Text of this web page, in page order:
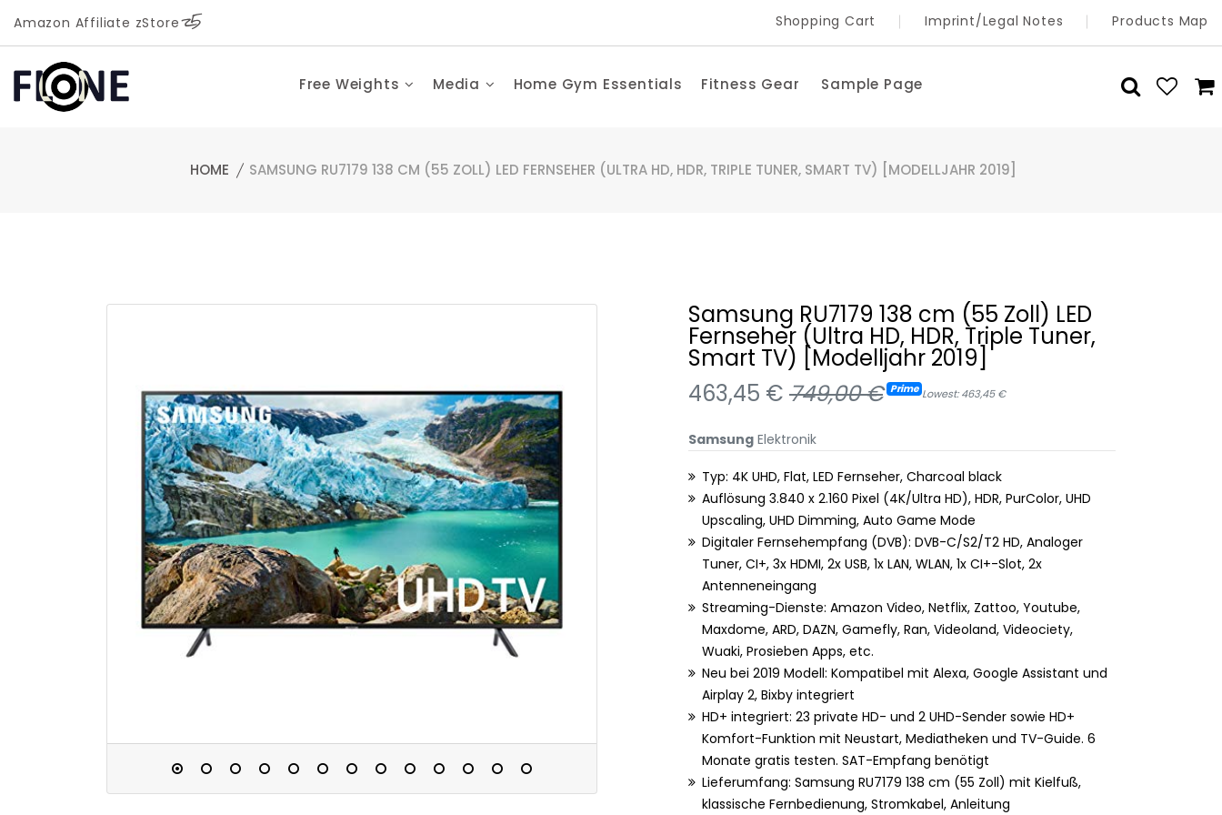
Amazon Affiliate zStore Shopping Cart Imprint/Legal Notes Products Map
Free Weights Media Home Gym Essentials Fitness Gear Sample Page
HOME SAMSUNG RU7179 138 CM (55 ZOLL) LED FERNSEHER (ULTRA HD, HDR, TRIPLE TUNER, SMART TV) [MODELLJAHR 2019]
Samsung RU7179 138 cm (55 Zoll) LED
Fernseher (Ultra HD, HDR, Triple Tuner,
Smart TV) [Modelljahr 2019]
463,45 € 749,00 € Prime Lowest: 463,45 €
Samsung Elektronik
Typ: 4K UHD, Flat, LED Fernseher, Charcoal black
Auflösung 3.840 x 2.160 Pixel (4K/Ultra HD), HDR, PurColor, UHD
Upscaling, UHD Dimming, Auto Game Mode
Digitaler Fernsehempfang (DVB): DVB-C/S2/T2 HD, Analoger
Tuner, CI+, 3x HDMI, 2x USB, 1x LAN, WLAN, 1x CI+-Slot, 2x
Antenneneingang
Streaming-Dienste: Amazon Video, Netflix, Zattoo, Youtube,
Maxdome, ARD, DAZN, Gamefly, Ran, Videoland, Videociety,
Wuaki, Prosieben Apps, etc.
Neu bei 2019 Modell: Kompatibel mit Alexa, Google Assistant und
Airplay 2, Bixby integriert
HD+ integriert: 23 private HD- und 2 UHD-Sender sowie HD+
Komfort-Funktion mit Neustart, Mediatheken und TV-Guide. 6
Monate gratis testen. SAT-Empfang benötigt
Lieferumfang: Samsung RU7179 138 cm (55 Zoll) mit Kielfuß,
klassische Fernbedienung, Stromkabel, Anleitung